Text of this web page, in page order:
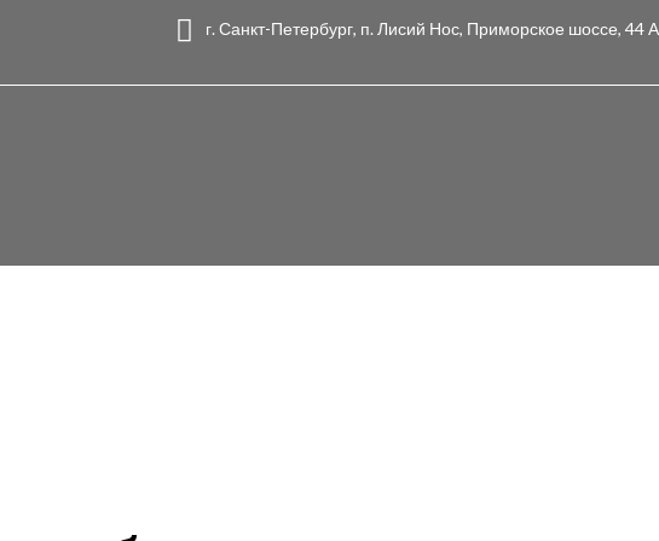
г. Санкт-Петербург, п. Лисий Нос, Приморское шоссе, 44 А